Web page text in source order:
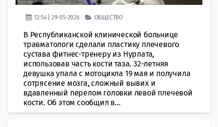
12:54 | 29-05-2026 ОБЩЕСТВО
В Республиканской клинической больнице
травматологи сделали пластику плечевого
сустава фитнес-тренеру из Нурлата,
использовав часть кости таза. 32-летняя
девушка упала с мотоцикла 19 мая и получила
сотрясение мозга, сложный вывих и
вдавленный перелом головки левой плечевой
кости. Об этом сообщил в...